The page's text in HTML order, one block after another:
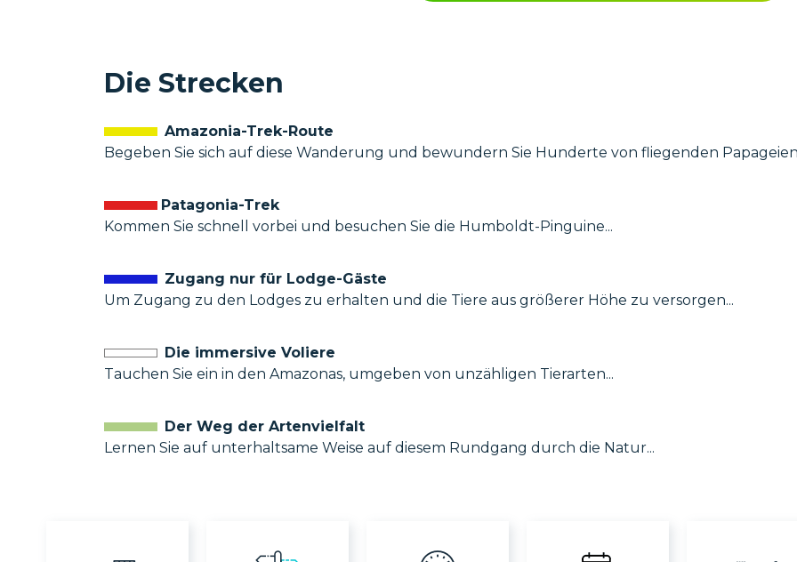
Die Strecken
Amazonia-Trek-Route
Begeben Sie sich auf diese Wanderung und bewundern Sie Hunderte von fliegenden
Patagonia-Trek
Kommen Sie schnell vorbei und besuchen Sie die Humboldt-Pinguine...
Zugang nur für Lodge-Gäste
Um Zugang zu den Lodges zu erhalten und die Tiere aus größerer Höhe zu versorgen...
Die immersive Voliere
Tauchen Sie ein in den Amazonas, umgeben von unzähligen Tierarten...
Der Weg der Artenvielfalt
Lernen Sie auf unterhaltsame Weise auf diesem Rundgang durch die Natur...